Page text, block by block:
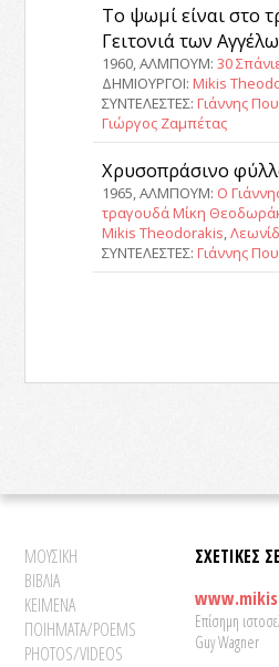
Το ψωμί είναι στο
Γειτονιά των
1960, ΑΛΜΠΟΥΜ: 30
ΔΗΜΙΟΥΡΓΟΙ: Mikis
ΣΥΝΤΕΛΕΣΤΕΣ: Γιάννης
Γιώργος Ζαμπέτας
Χρυσοπράσινο
1965, ΑΛΜΠΟΥΜ: Ο
τραγουδά Μίκη
Mikis Theodorakis
ΣΥΝΤΕΛΕΣΤΕΣ: Γιάννης
ΜΟΥΣΙΚΗ
ΒΙΒΛΙΑ
ΚΕΙΜΕΝΑ
ΠΟΙΗΜΑΤΑ/POEMS
PHOTOS/VIDEOS
ΣΧΕΤΙΚΕΣ
Επίσημη
Guy Wagner